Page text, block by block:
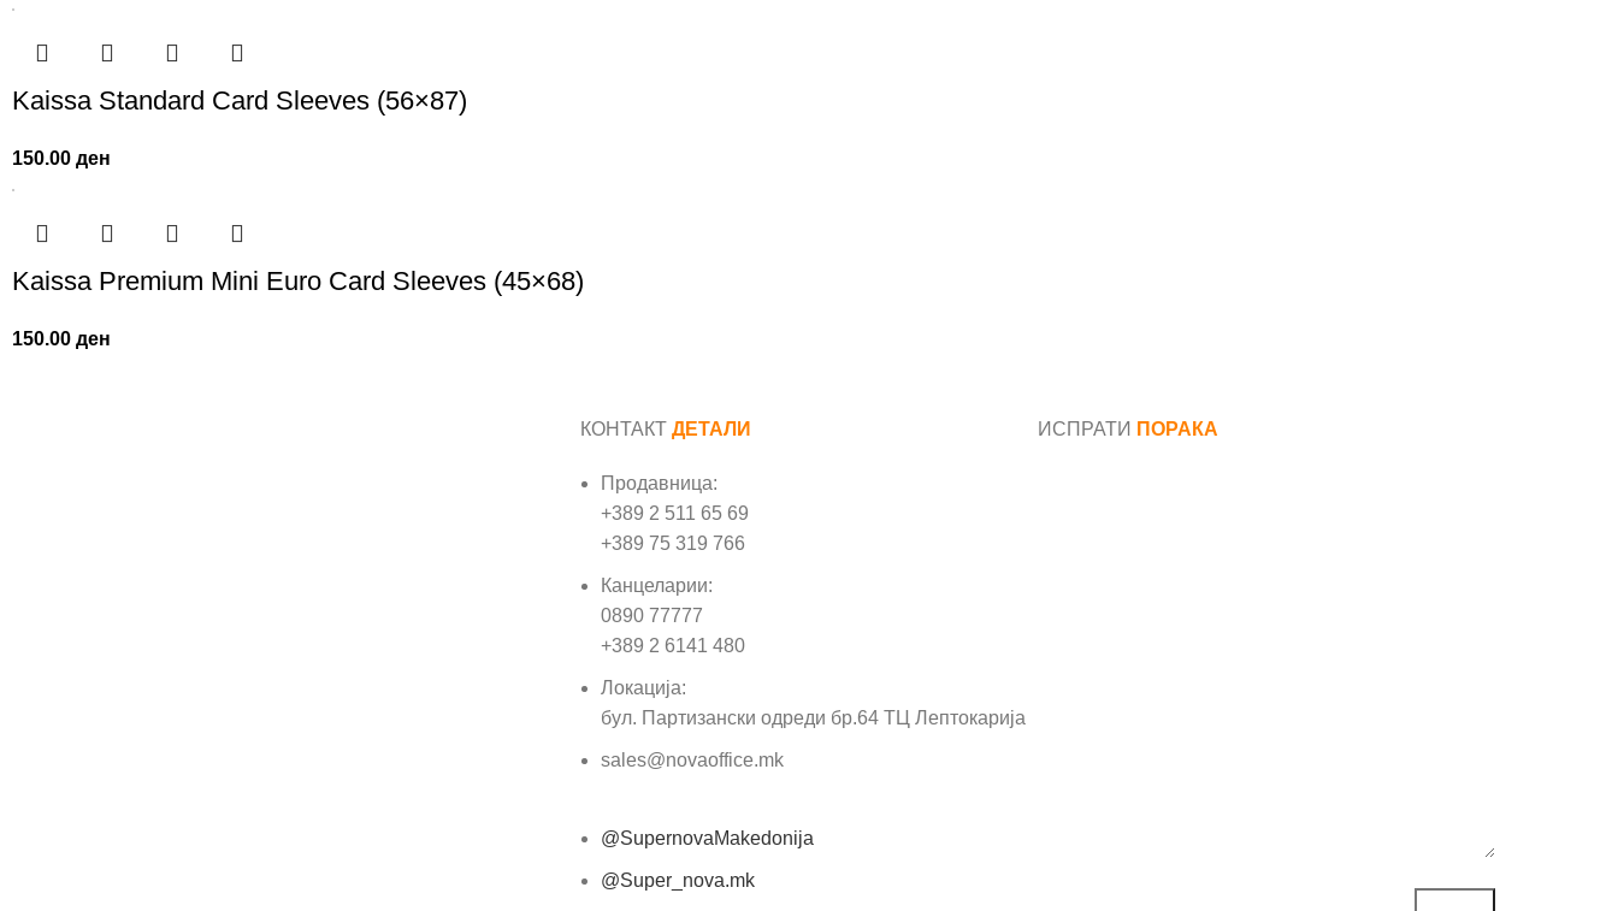
Kaissa Standard Card Sleeves (56×87)
150.00ден
Kaissa Premium Mini Eurо Card Sleeves (45×68)
150.00ден
КОНТАКТ ДЕТАЛИ
Продавница:
+389 2 511 65 69
+389 75 319 766
Канцеларии:
0890 77777
+389 2 6141 480
Локација:
бул. Партизански одреди бр.64 ТЦ Лептокарија
sales@novaoffice.mk
@SupernovaMakedonija
@Super_nova.mk
ИСПРАТИ ПОРАКА